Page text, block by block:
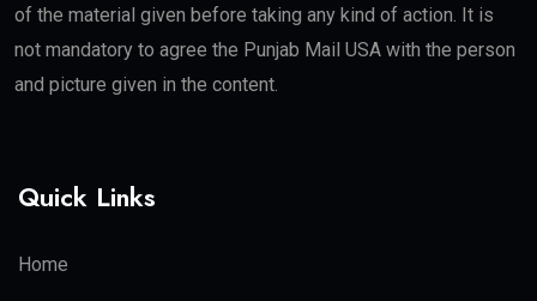
of the material given before taking any kind of action. It is
not mandatory to agree the Punjab Mail USA with the person
and picture given in the content.
Quick Links
Home